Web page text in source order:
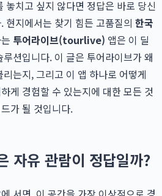
놓치고 싶지 않다면 정답은 바로 당신
현지에서는 찾기 힘든 고품질의 한국
투어라이브(tourlive) 앱은 이 딜
션입니다. 이 글은 투어라이브가 왜
리는지, 그리고 이 앱 하나로 어떻게
게 경험할 수 있는지에 대한 모든 것
가 될 것입니다.
자유 관람이 정답일까?